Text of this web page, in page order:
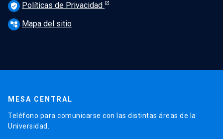
verified_user Políticas de Privacidad
account_tree Mapa del sitio
MESA CENTRAL
Teléfono para comunicarse con las distintas áreas de la
Universidad.